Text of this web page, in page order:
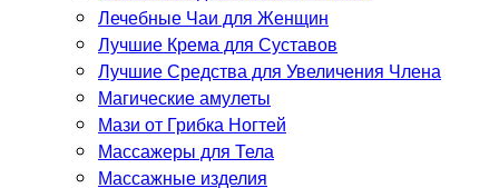
Лечебные Чаи для Женщин
Лучшие Крема для Суставов
Лучшие Средства для Увеличения Члена
Магические амулеты
Мази от Грибка Ногтей
Массажеры для Тела
Массажные изделия